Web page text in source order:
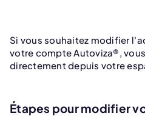
Si vous souhaitez modifier
votre compte Autoviza®,
directement depuis votre
Étapes pour modifier